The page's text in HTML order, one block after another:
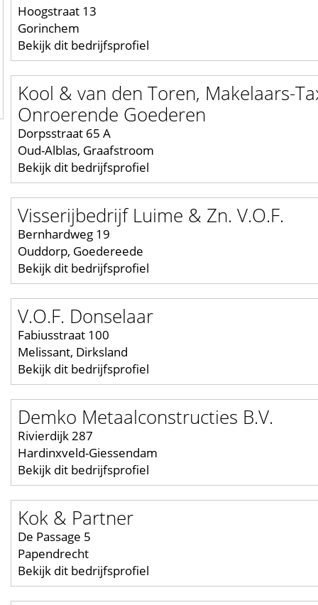
Hoogstraat 13
Gorinchem
Bekijk dit bedrijfsprofiel
Kool & van den Toren, Makelaars-
Onroerende Goederen
Dorpsstraat 65 A
Oud-Alblas, Graafstroom
Bekijk dit bedrijfsprofiel
Visserijbedrijf Luime & Zn. V.O.F.
Bernhardweg 19
Ouddorp, Goedereede
Bekijk dit bedrijfsprofiel
V.O.F. Donselaar
Fabiusstraat 100
Melissant, Dirksland
Bekijk dit bedrijfsprofiel
Demko Metaalconstructies B.V.
Rivierdijk 287
Hardinxveld-Giessendam
Bekijk dit bedrijfsprofiel
Kok & Partner
De Passage 5
Papendrecht
Bekijk dit bedrijfsprofiel